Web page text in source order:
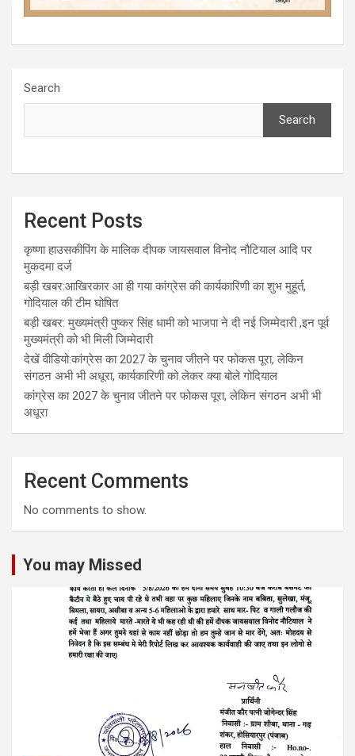
Search
Search
Recent Posts
कृष्णा हाउसकीपिंग के मालिक दीपक जायसवाल विनोद नौटियाल आदि पर
मुकदमा दर्ज
बड़ी खबर:आखिरकार आ ही गया कांग्रेस की कार्यकारिणी का शुभ मुहूर्त,
गोदियाल की टीम घोषित
बड़ी खबर: मुख्यमंत्री पुष्कर सिंह धामी को भाजपा ने दी नई जिम्मेदारी ,इन पूर्व
मुख्यमंत्री को भी मिली जिम्मेदारी
देखें वीडियो:कांग्रेस का 2027 के चुनाव जीतने पर फोकस पूरा, लेकिन
संगठन अभी भी अधूरा, कार्यकारिणी को लेकर क्या बोले गोदियाल
कांग्रेस का 2027 के चुनाव जीतने पर फोकस पूरा, लेकिन संगठन अभी भी
अधूरा
Recent Comments
No comments to show.
You may Missed